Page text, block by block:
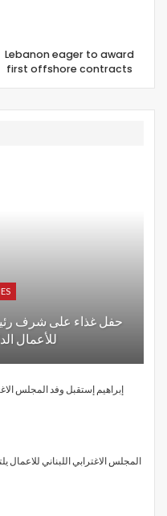
Lebanon eager to award
first offshore contracts
حفل غذاء على شرف
للأعمال
إبراهيم إستقبل وفد المجلس
المجلس الاغترابي اللبناني للاعمال